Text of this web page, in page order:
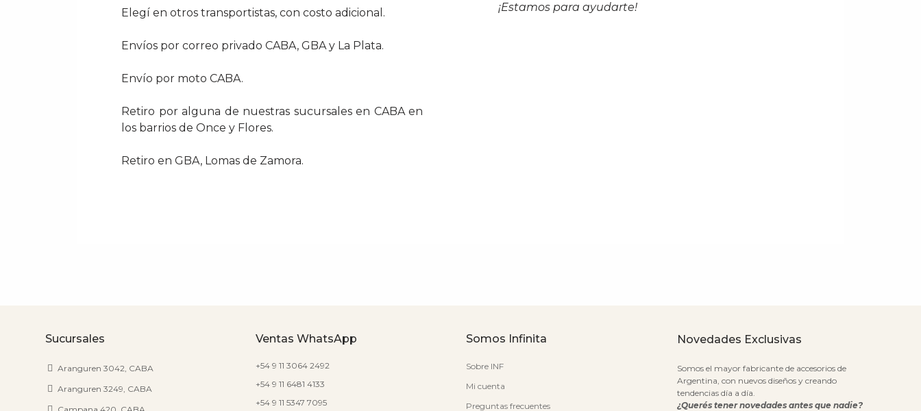
Elegí en otros transportistas, con costo adicional.
Envíos por correo privado CABA, GBA y La Plata.
Envío por moto CABA.
Retiro por alguna de nuestras sucursales en CABA en
los barrios de Once y Flores.
Retiro en GBA, Lomas de Zamora.
¡Estamos para ayudarte!
Sucursales
Aranguren 3042, CABA
Aranguren 3249, CABA
Ventas WhatsApp
+54 9 11 3064 2492
+54 9 11 6481 4133
+54 9 11 5347 7095
Somos Infinita
Sobre INF
Mi cuenta
Preguntas frecuentes
Novedades Exclusivas
Somos el mayor fabricante de accesorios de
Argentina, con nuevos diseños y creando
tendencias día a día.
¿Querés tener novedades antes que nadie?